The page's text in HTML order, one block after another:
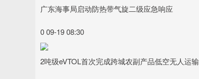
广东海事局启动防热带气旋二级应急响应
0 09-19 08:30
2吨级eVTOL首次完成跨城农副产品低空无人运输